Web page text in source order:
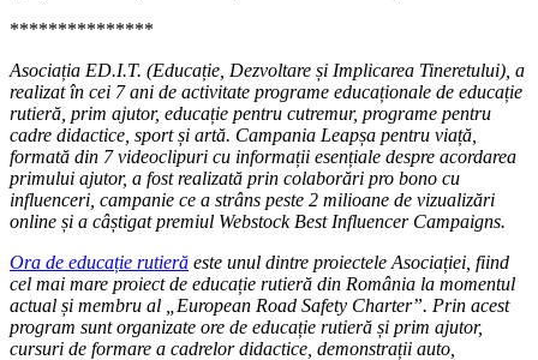
***************
Asociația ED.I.T. (Educație, Dezvoltare și Implicarea Tineretului), a
realizat în cei 7 ani de activitate programe educaționale de educație
rutieră, prim ajutor, educație pentru cutremur, programe pentru
cadre didactice, sport și artă. Campania Leapșa pentru viață,
formată din 7 videoclipuri cu informații esențiale despre acordarea
primului ajutor, a fost realizată prin colaborări pro bono cu
influenceri, campanie ce a strâns peste 2 milioane de vizualizări
online și a câștigat premiul Webstock Best Influencer Campaigns.
Ora de educație rutieră este unul dintre proiectele Asociației, fiind
cel mai mare proiect de educație rutieră din România la momentul
actual și membru al „European Road Safety Charter”. Prin acest
program sunt organizate ore de educație rutieră și prim ajutor,
cursuri de formare a cadrelor didactice, demonstrații auto,